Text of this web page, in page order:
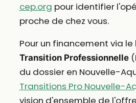
cep.org pour identifier
proche de chez vous.
Pour un financement via le
Transition Professionnelle
du dossier en Nouvelle-
Transitions Pro Nouvelle-